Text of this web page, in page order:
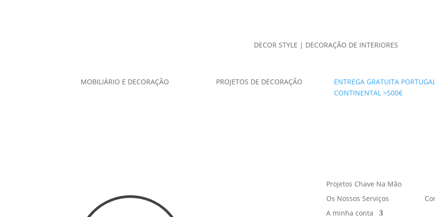
DECOR STYLE | DECORAÇÃO DE INTERIORES
MOBILIÁRIO E DECORAÇÃO PROJETOS DE DECORAÇÃO
ENTREGA GRATUITA
CONTINENTAL >500€
Projetos Chave Na Mão
Os Nossos Serviços
A minha conta